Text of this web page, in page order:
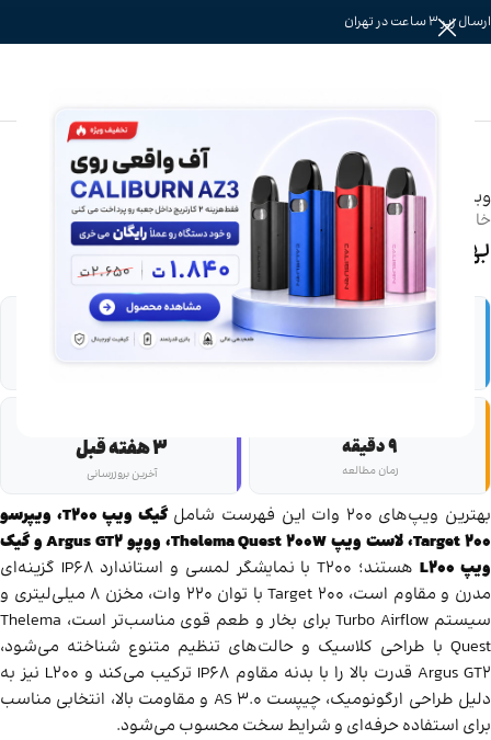
ارسال زیر 3 ساعت در تهران
وبلاگ
خانه راهنمای خرید و انتخاب
بهترین ویپ ۲۰۰ وات
👀
259
💬
2
9 دقیقه
زمان مطالعه
3 هفته قبل
آخرین بروزرسانی
بهترین ویپ‌های ۲۰۰ وات این فهرست شامل
گیک ویپ T200، ویپرسو
Target 200، لاست ویپ Thelema Quest 200W، ووپو Argus GT2 و گیک
ویپ L200
هستند؛ T200 با نمایشگر لمسی و استاندارد IP68 گزینه‌ای
مدرن و مقاوم است، Target 200 با توان ۲۲۰ وات، مخزن ۸ میلی‌لیتری و
سیستم Turbo Airflow برای بخار و طعم قوی مناسب‌تر است، Thelema
Quest با طراحی کلاسیک و حالت‌های تنظیم متنوع شناخته می‌شود،
Argus GT2 قدرت بالا را با بدنه مقاوم IP68 ترکیب می‌کند و L200 نیز به
دلیل طراحی ارگونومیک، چیپست AS 3.0 و مقاومت بالا، انتخابی مناسب
برای استفاده حرفه‌ای و شرایط سخت محسوب می‌شود.